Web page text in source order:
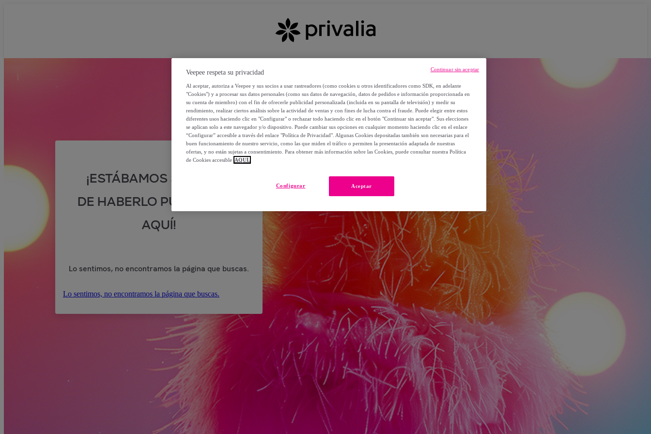
¡ESTÁBAMOS SEGUROS
DE HABERLO PUESTO POR
AQUÍ!
Lo sentimos, no encontramos la página que buscas.
Lo sentimos, no encontramos la página que buscas.
Veepee respeta su privacidad
Al aceptar, autoriza a Veepee y sus socios a usar rastreadores (como cookies u otros identificadores como SDK, en adelante
"Cookies") y a procesar sus datos personales (como sus datos de navegación, datos de pedidos e información proporcionada en
su cuenta de miembro) con el fin de ofrecerle publicidad personalizada (incluida en su pantalla de televisión) y medir su
rendimiento, realizar ciertos análisis sobre la actividad de ventas y con fines de lucha contra el fraude. Puede elegir entre estos
diferentes usos haciendo clic en "Configurar" o rechazar todo haciendo clic en el botón "Continuar sin aceptar". Sus elecciones
se aplican solo a este navegador y/o dispositivo. Puede cambiar sus opciones en cualquier momento haciendo clic en el enlace
“Configurar” accesible a través del enlace "Política de Privacidad". Algunas Cookies depositadas también son necesarias para el
buen funcionamiento de nuestro servicio, como las que miden el tráfico o permiten la presentación adaptada de nuestras
ofertas, y no están sujetas a consentimiento. Para obtener más información sobre las Cookies, puede consultar nuestra Política
de Cookies accesible AQUÍ.
Aceptar
Configurar
Continuar sin aceptar